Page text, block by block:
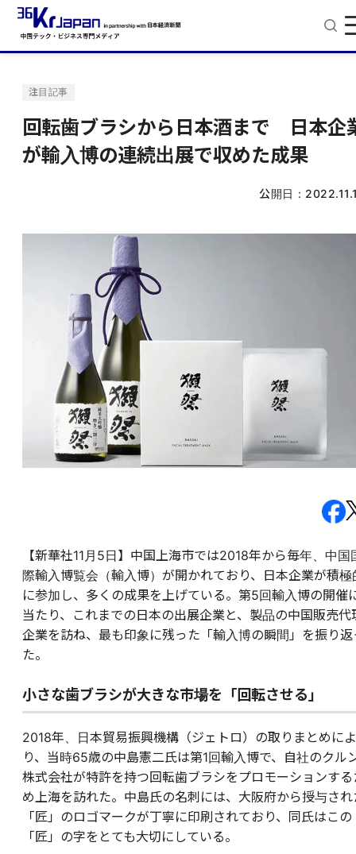
注目記事
回転歯ブラシから日本酒まで 日本企
が輸入博の連続出展で収めた成果
公開日：
【新華社11月5日】中国上海市では2018年から毎年、中国
際輸入博覧会（輸入博）が開かれており、日本企業が積極
に参加し、多くの成果を上げている。第5回輸入博の開催
当たり、これまでの日本の出展企業と、製品の中国販売代
企業を訪ね、最も印象に残った「輸入博の瞬間」を振り返
た。
小さな歯ブラシが大きな市場を「回転させる」
2018年、日本貿易振興機構（ジェトロ）の取りまとめによ
り、当時65歳の中島憲二氏は第1回輸入博で、自社のクル
株式会社が特許を持つ回転歯ブラシをプロモーションする
め上海を訪れた。中島氏の名刺には、大阪府から授与され
「匠」のロゴマークが丁寧に印刷されており、同氏はこの
「匠」の字をとても大切にしている。